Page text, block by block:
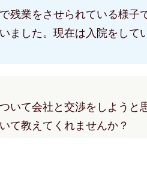
残業をさせられている様子
ました。現在は入院をして
いて会社と交渉をしようと
て教えてくれませんか？